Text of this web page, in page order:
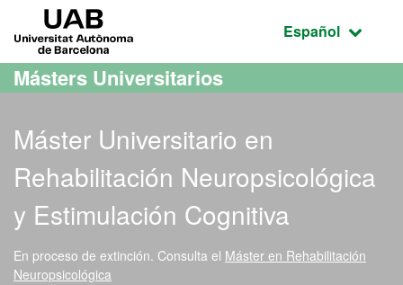
Acceso al contenido principal
Acceso a la navegación de la página
Idioma
Español
Másters Universitarios
Máster Universitario en
Rehabilitación Neuropsicológica
y Estimulación Cognitiva
En proceso de extinción. Consulta el Máster en Rehabilitación
Neuropsicológica